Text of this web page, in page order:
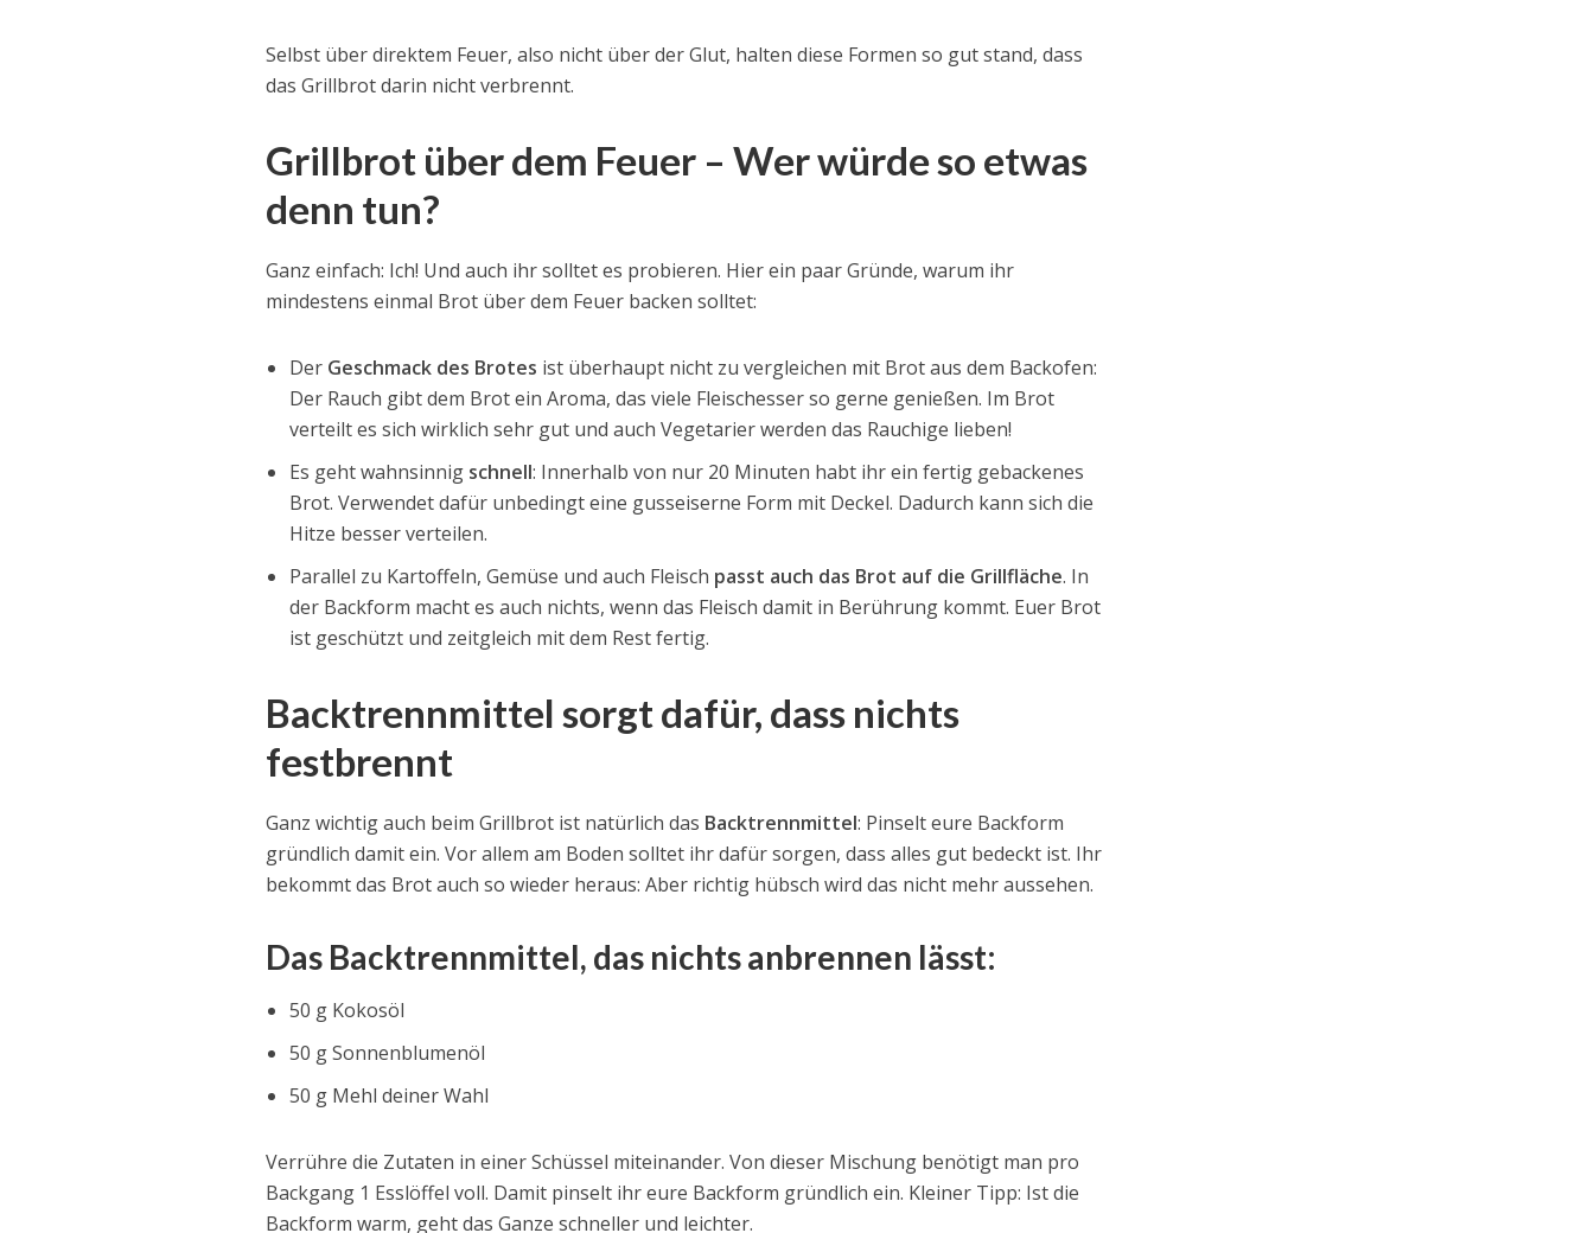
Selbst über direktem Feuer, also nicht über der Glut, halten diese Formen so gut stand, dass
das Grillbrot darin nicht verbrennt.
Grillbrot über dem Feuer – Wer würde so etwas
denn tun?
Ganz einfach: Ich! Und auch ihr solltet es probieren. Hier ein paar Gründe, warum ihr
mindestens einmal Brot über dem Feuer backen solltet:
Der Geschmack des Brotes ist überhaupt nicht zu vergleichen mit Brot aus dem Backofen:
Der Rauch gibt dem Brot ein Aroma, das viele Fleischesser so gerne genießen. Im Brot
verteilt es sich wirklich sehr gut und auch Vegetarier werden das Rauchige lieben!
Es geht wahnsinnig schnell: Innerhalb von nur 20 Minuten habt ihr ein fertig gebackenes
Brot. Verwendet dafür unbedingt eine gusseiserne Form mit Deckel. Dadurch kann sich die
Hitze besser verteilen.
Parallel zu Kartoffeln, Gemüse und auch Fleisch passt auch das Brot auf die Grillfläche. In
der Backform macht es auch nichts, wenn das Fleisch damit in Berührung kommt. Euer Brot
ist geschützt und zeitgleich mit dem Rest fertig.
Backtrennmittel sorgt dafür, dass nichts
festbrennt
Ganz wichtig auch beim Grillbrot ist natürlich das Backtrennmittel: Pinselt eure Backform
gründlich damit ein. Vor allem am Boden solltet ihr dafür sorgen, dass alles gut bedeckt ist. Ihr
bekommt das Brot auch so wieder heraus: Aber richtig hübsch wird das nicht mehr aussehen.
Das Backtrennmittel, das nichts anbrennen lässt:
50 g Kokosöl
50 g Sonnenblumenöl
50 g Mehl deiner Wahl
Verrühre die Zutaten in einer Schüssel miteinander. Von dieser Mischung benötigt man pro
Backgang 1 Esslöffel voll. Damit pinselt ihr eure Backform gründlich ein. Kleiner Tipp: Ist die
Backform warm, geht das Ganze schneller und leichter.